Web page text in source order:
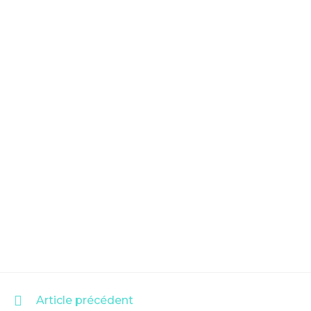
READ Article précédent